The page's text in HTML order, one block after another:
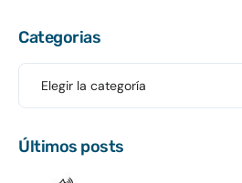
Categorias
Últimos posts